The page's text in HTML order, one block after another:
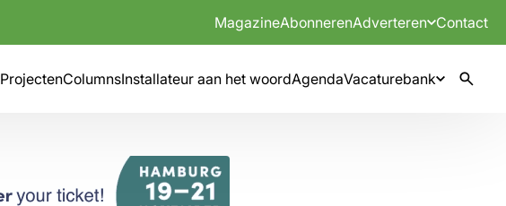
MagazineAbonnerenAdverteren Contact
ProjectenColumnsInstallateur aan het woordAgendaVacaturebank